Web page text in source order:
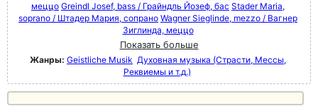
меццо Greindl Josef, bass / Грайндль Йозеф, бас Stader Maria,
soprano / Штадер Мария, сопрано Wagner Sieglinde, mezzo / Вагнер
Зиглинда, меццо
Показать больше
Жанры: Geistliche Musik Духовная музыка (Страсти, Мессы,
Реквиемы и т.д.)